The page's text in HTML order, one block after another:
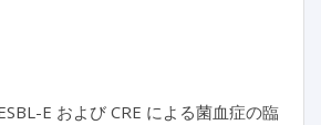
E および CRE による菌血症の臨